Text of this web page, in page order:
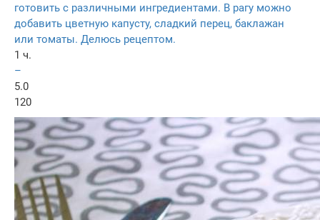
готовить с различными ингредиентами. В рагу можно
добавить цветную капусту, сладкий перец, баклажан
или томаты. Делюсь рецептом.
1 ч.
–
5.0
120